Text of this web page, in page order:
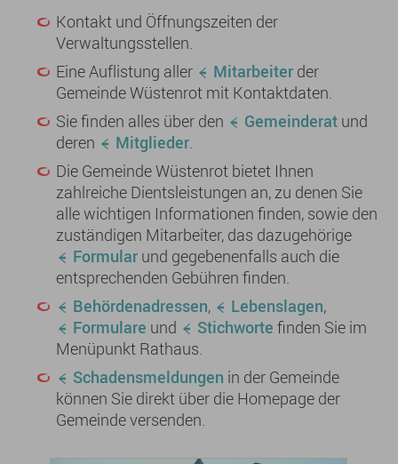
Kontakt und Öffnungszeiten der
Verwaltungsstellen.
Eine Auflistung aller
Mitarbeiter der
Gemeinde Wüstenrot mit Kontaktdaten.
Sie finden alles über den
Gemeinderat und
deren
Mitglieder.
Die Gemeinde Wüstenrot bietet Ihnen
zahlreiche Dientsleistungen an, zu denen Sie
alle wichtigen Informationen finden, sowie den
zuständigen Mitarbeiter, das dazugehörige
Formular und gegebenenfalls auch die
entsprechenden Gebühren finden.
Behördenadressen, Lebenslagen,
Formulare und Stichworte finden Sie im
Menüpunkt Rathaus.
Schadensmeldungen in der Gemeinde
können Sie direkt über die Homepage der
Gemeinde versenden.